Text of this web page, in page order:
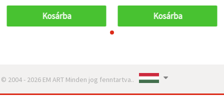
Kosárba Kosárba
© 2004 - 2026 EM ART Minden jog fenntartva..